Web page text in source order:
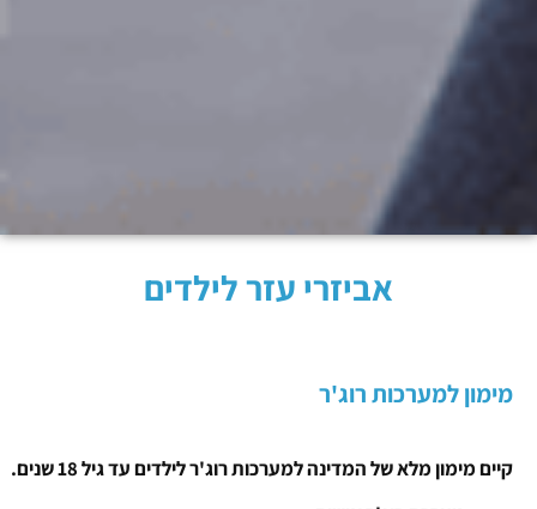
אביזרי עזר לילדים
מימון למערכות רוג'ר
קיים מימון מלא של המדינה למערכות רוג'ר לילדים עד גיל 18 שנים.